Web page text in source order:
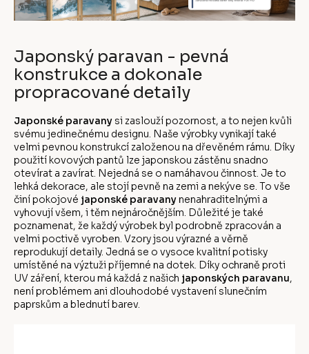
Japonský paravan - pevná
konstrukce a dokonale
propracované detaily
Japonské paravany si zaslouží pozornost, a to nejen kvůli
svému jedinečnému designu. Naše výrobky vynikají také
velmi pevnou konstrukcí založenou na dřevěném rámu. Díky
použití kovových pantů lze japonskou zástěnu snadno
otevírat a zavírat. Nejedná se o namáhavou činnost. Je to
lehká dekorace, ale stojí pevně na zemi a nekýve se. To vše
činí pokojové japonské paravanynenahraditelnými a
vyhovují všem, i těm nejnáročnějším. Důležité je také
poznamenat, že každý výrobek byl podrobně zpracován a
velmi poctivě vyroben. Vzory jsou výrazné a věrně
reprodukují detaily. Jedná se o vysoce kvalitní potisky
umístěné na výztuži příjemné na dotek. Díky ochraně proti
UV záření, kterou má každá z našich japonských paravanu,
není problémem ani dlouhodobé vystavení slunečním
paprskům a blednutí barev.